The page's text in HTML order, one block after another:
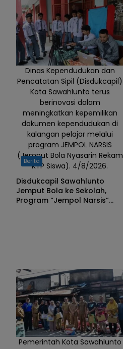
inspektur
upacara
peringatan
Hari Lahir
Pancasila
dan Hari
Kebangkitan
Nasional
yang digelar
di Lapangan
Ombilin,
Senin
(1/6/2026).
Dinas Kependudukan dan
Pencatatan Sipil (Disdukcapil)
Kota Sawahlunto terus
berinovasi dalam
meningkatkan kepemilikan
dokumen kependudukan di
kalangan pelajar melalui
program JEMPOL NARSIS
(Jemput Bola Nyasarin Rekam
KTP Siswa). 4/8/2026.
Berita
Disdukcapil Sawahlunto
Jemput Bola ke Sekolah,
Program “Jempol Narsis”
Pemerintah Kota Sawahlunto